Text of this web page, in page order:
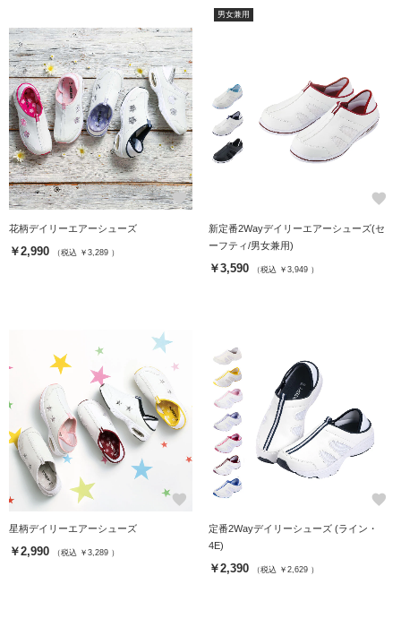
favorite
花柄デイリーエアーシューズ
￥2,990 （税込 ￥3,289 ）
男女兼用
favorite
新定番2Wayデイリーエアーシューズ(セ
ーフティ/男女兼用)
￥3,590 （税込 ￥3,949 ）
favorite
星柄デイリーエアーシューズ
￥2,990 （税込 ￥3,289 ）
favorite
定番2Wayデイリーシューズ (ライン・
4E)
￥2,390 （税込 ￥2,629 ）